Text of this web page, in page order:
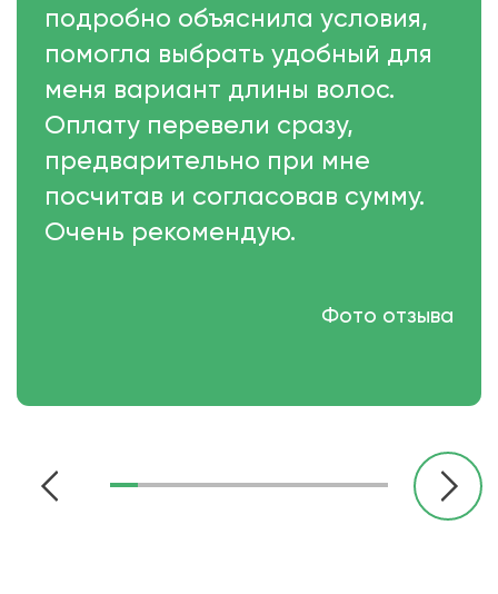
подробно объяснила условия,
помогла выбрать удобный для
меня вариант длины волос.
Оплату перевели сразу,
предварительно при мне
посчитав и согласовав сумму.
Очень рекомендую.
Фото отзыва